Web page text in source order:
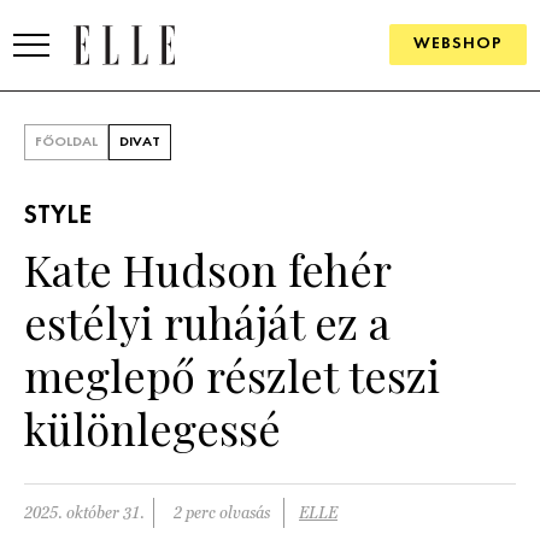
WEBSHOP
SZÉPSÉG
PSZICHÉ
PÁRKAPCSOLAT
FŐOLDAL DIVAT
STYLE
Kate Hudson fehér
estélyi ruháját ez a
meglepő részlet teszi
különlegessé
2025. október 31. 2 perc olvasás ELLE